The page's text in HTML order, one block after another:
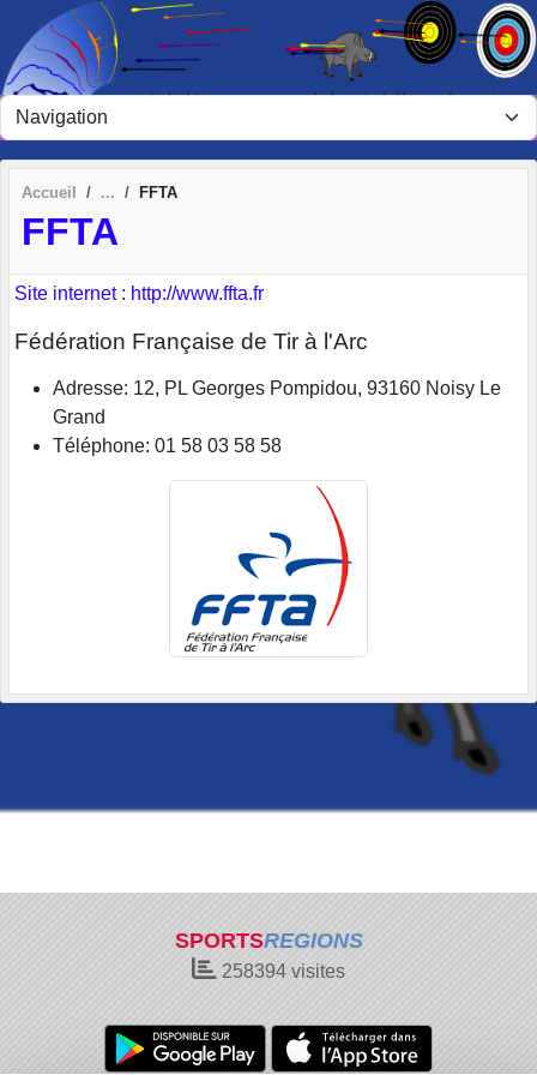
Accueil FFTA
FFTA
Site internet : http://www.ffta.fr
Fédération Française de Tir à l'Arc
Adresse: 12, PL Georges Pompidou, 93160 Noisy Le
Grand
Téléphone: 01 58 03 58 58
SPORTSREGIONS
258394 visites
Panneau de gestion des cookies